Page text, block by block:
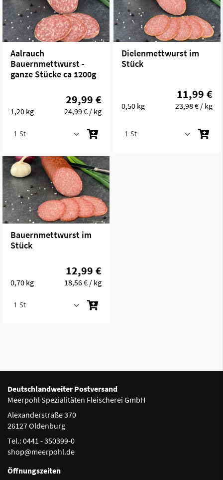
Aalrauch
Bauernmettwurst -
ganze Stücke ca 1200g
1,20 kg
29,99 €
24,99 €/ kg
Dielenmettwurst im
Stück
0,50 kg
11,99 €
23,98 €/ kg
Bauernmettwurst im
Stück
0,70 kg
12,99 €
18,56 €/ kg
Deutschlandweiter Postversand
Meerpohl Spezialitäten Fleischerei GmbH
Alexanderstraße 370
26127 Oldenburg
Tel.: 0441 - 350399-0
shop@meerpohl.de
Öffnungszeiten